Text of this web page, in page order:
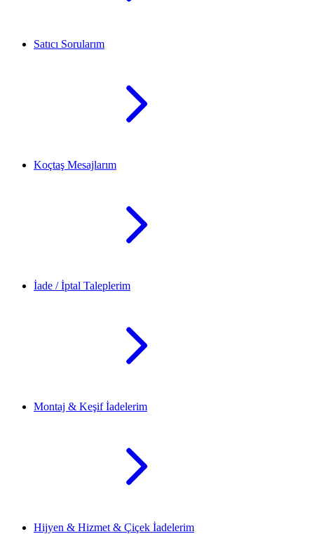
Satıcı Sorularım
Koçtaş Mesajlarım
İade / İptal Taleplerim
Montaj & Keşif İadelerim
Hijyen & Hizmet & Çiçek İadelerim